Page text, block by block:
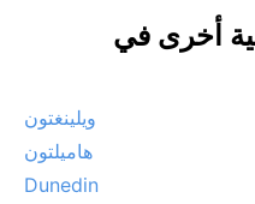
متقلبة قد تشهد أربعة
درامياً لتجربة الزائر.
أخرى في
ويلينغتون
هاميلتون
Dunedin